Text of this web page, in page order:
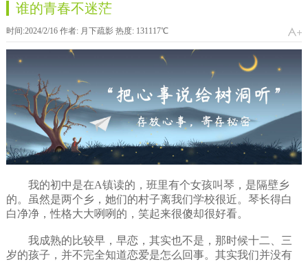
谁的青春不迷茫
时间:2024/2/16 作者: 月下疏影热度: 131117℃
我的初中是在A镇读的，班里有个女孩叫琴，是隔壁乡
的。虽然是两个乡，她们的村子离我们学校很近。琴长得白
白净净，性格大大咧咧的，笑起来很傻却很好看。
我成熟的比较早，早恋，其实也不是，那时候十二、三
岁的孩子，并不完全知道恋爱是怎么回事。其实我们并没有